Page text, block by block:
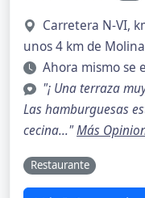
Carretera N-VI,
unos 4 km de
Ahora mismo se
"¡ Una terraza
Las hamburguesas
cecina..."Más
Restaurante